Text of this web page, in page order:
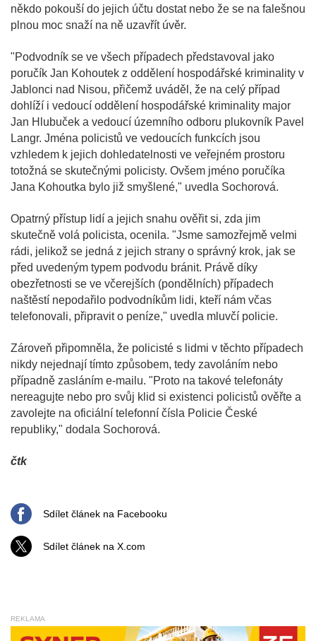
někdo pokouší do jejich účtu dostat nebo že se na falešnou
plnou moc snaží na ně uzavřít úvěr.
"Podvodník se ve všech případech představoval jako
poručík Jan Kohoutek z oddělení hospodářské kriminality v
Jablonci nad Nisou, přičemž uváděl, že na celý případ
dohlíží i vedoucí oddělení hospodářské kriminality major
Jan Hlubuček a vedoucí územního odboru plukovník Pavel
Langr. Jména policistů ve vedoucích funkcích jsou
vzhledem k jejich dohledatelnosti ve veřejném prostoru
totožná se skutečnými policisty. Ovšem jméno poručíka
Jana Kohoutka bylo již smyšlené," uvedla Sochorová.
Opatrný přístup lidí a jejich snahu ověřit si, zda jim
skutečně volá policista, ocenila. "Jsme samozřejmě velmi
rádi, jelikož se jedná z jejich strany o správný krok, jak se
před uvedeným typem podvodu bránit. Právě díky
obezřetnosti se ve včerejších (pondělních) případech
naštěstí nepodařilo podvodníkům lidi, kteří nám včas
telefonovali, připravit o peníze," uvedla mluvčí policie.
Zároveň připomněla, že policisté s lidmi v těchto případech
nikdy nejednají tímto způsobem, tedy zavoláním nebo
případně zasláním e-mailu. "Proto na takové telefonáty
nereagujte nebo pro svůj klid si existenci policistů ověřte a
zavolejte na oficiální telefonní čísla Policie České
republiky," dodala Sochorová.
čtk
Sdílet článek na Facebooku
Sdílet článek na X.com
REKLAMA